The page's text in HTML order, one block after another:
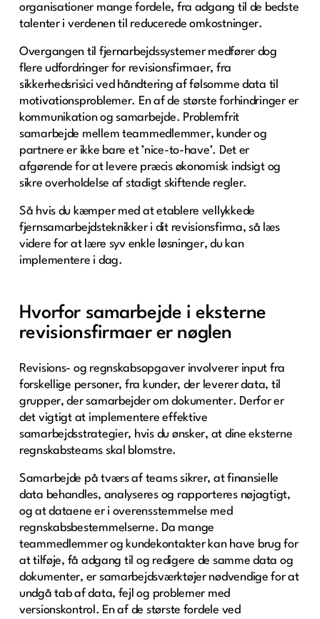
organisationer mange fordele, fra adgang til de bedste
talenter i verdenen til reducerede omkostninger.
Overgangen til fjernarbejdssystemer medfører dog
flere udfordringer for revisionsfirmaer, fra
sikkerhedsrisici ved håndtering af følsomme data til
motivationsproblemer. En af de største forhindringer er
kommunikation og samarbejde. Problemfrit
samarbejde mellem teammedlemmer, kunder og
partnere er ikke bare et ’nice-to-have’. Det er
afgørende for at levere præcis økonomisk indsigt og
sikre overholdelse af stadigt skiftende regler.
Så hvis du kæmper med at etablere vellykkede
fjernsamarbejdsteknikker i dit revisionsfirma, så læs
videre for at lære syv enkle løsninger, du kan
implementere i dag.
Hvorfor samarbejde i eksterne
revisionsfirmaer er nøglen
Revisions- og regnskabsopgaver involverer input fra
forskellige personer, fra kunder, der leverer data, til
grupper, der samarbejder om dokumenter. Derfor er
det vigtigt at implementere effektive
samarbejdsstrategier, hvis du ønsker, at dine eksterne
regnskabsteams skal blomstre.
Samarbejde på tværs af teams sikrer, at finansielle
data behandles, analyseres og rapporteres nøjagtigt,
og at dataene er i overensstemmelse med
regnskabsbestemmelserne. Da mange
teammedlemmer og kundekontakter kan have brug for
at tilføje, få adgang til og redigere de samme data og
dokumenter, er samarbejdsværktøjer nødvendige for at
undgå tab af data, fejl og problemer med
versionskontrol. En af de største fordele ved